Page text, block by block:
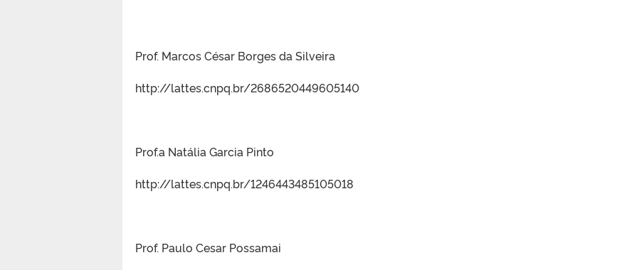
Prof. Marcos César Borges da Silveira
http://lattes.cnpq.br/2686520449605140
Prof.a Natália Garcia Pinto
http://lattes.cnpq.br/1246443485105018
Prof. Paulo Cesar Possamai